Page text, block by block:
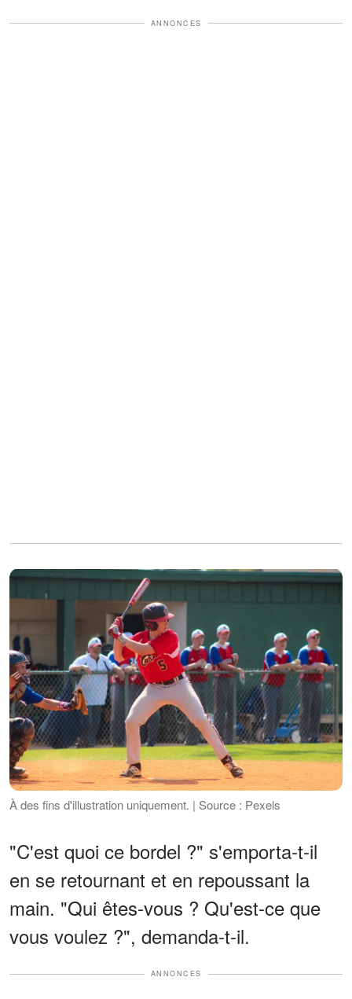
ANNONCES
À des fins d'illustration uniquement. | Source : Pexels
"C'est quoi ce bordel ?" s'emporta-t-il
en se retournant et en repoussant la
main. "Qui êtes-vous ? Qu'est-ce que
vous voulez ?", demanda-t-il.
ANNONCES